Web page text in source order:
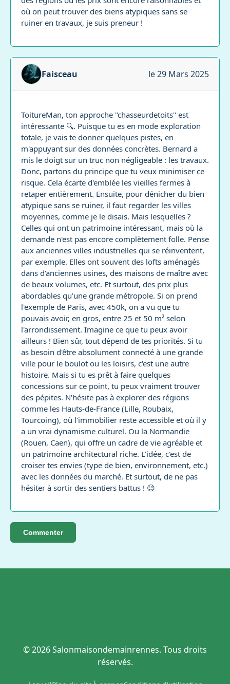
où on peut trouver des biens atypiques sans se
ruiner en travaux, je suis preneur !
Faisceau le 29 Mars 2025
ToitureMan, ton approche "chasseurdetoits" est
intéressante 🔍. Puisque tu es en mode exploration
totale, je vais te donner quelques pistes, en
m'appuyant sur des données concrètes. Bernard a
mis le doigt sur un truc non négligeable : les travaux.
Donc, partons du principe que tu veux minimiser ce
risque. Cela écarte d'emblée les vieilles fermes à
retaper entièrement. Ensuite, pour dénicher du bien
atypique sans se ruiner, il faut regarder les villes
moyennes, comme je le disais. Mais lesquelles ?
Celles qui ont un patrimoine intéressant, mais où la
demande n'est pas encore complètement folle. Pense
aux anciennes villes industrielles qui se réinventent,
par exemple. Elles ont souvent des lofts aménagés
dans d'anciennes usines, des maisons de maître avec
de beaux volumes, etc. Et surtout, des prix plus
abordables qu'une grande métropole. Si on prend
l'exemple de Paris, avec 450k, on a vu que tu
pouvais avoir, en gros, entre 25 et 50 m² selon
l'arrondissement. Imagine ce que tu peux avoir
ailleurs ! Bien sûr, tout dépend de tes priorités. Si tu
as besoin d'être absolument connecté à une grande
ville pour le boulot ou les loisirs, c'est une autre
histoire. Mais si tu es prêt à faire quelques
concessions sur ce point, tu peux vraiment trouver
des pépites. N'hésite pas à explorer des régions
comme les Hauts-de-France (Lille, Roubaix,
Tourcoing), où l'immobilier reste accessible et où il y
a un vrai dynamisme culturel. Ou la Normandie
(Rouen, Caen), qui offre un cadre de vie agréable et
un patrimoine architectural riche. L'idée, c'est de
croiser tes envies (type de bien, environnement, etc.)
avec les données du marché. Et surtout, de ne pas
hésiter à sortir des sentiers battus ! 😉
Commenter
© 2026 Salonmaisondemainrennes. Tous droits
réservés.